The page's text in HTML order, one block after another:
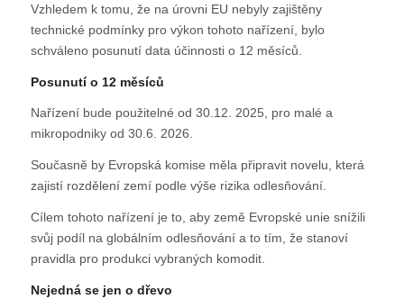
Vzhledem k tomu, že na úrovni EU nebyly zajištěny
technické podmínky pro výkon tohoto nařízení, bylo
schváleno posunutí data účinnosti o 12 měsíců.
Posunutí o 12 měsíců
Nařízení bude použitelné od 30.12. 2025, pro malé a
mikropodniky od 30.6. 2026.
Současně by Evropská komise měla připravit novelu, která
zajistí rozdělení zemí podle výše rizika odlesňování.
Cílem tohoto nařízení je to, aby země Evropské unie snížili
svůj podíl na globálním odlesňování a to tím, že stanoví
pravidla pro produkci vybraných komodit.
Nejedná se jen o dřevo